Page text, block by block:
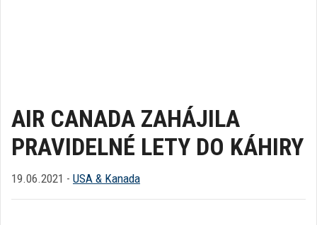
AIR CANADA ZAHÁJILA
PRAVIDELNÉ LETY DO KÁHIRY
19.06.2021 - USA & Kanada